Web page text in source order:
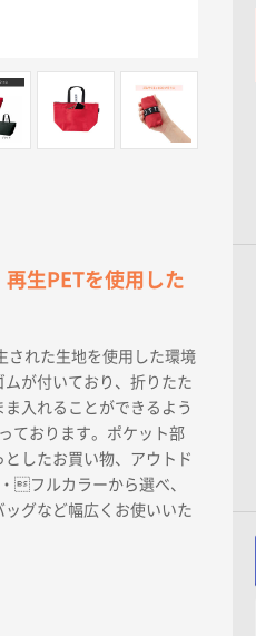
再生PETを使用した
された生地を使用した環境
が付いており、折りたた
入れることができるよう
ております。ポケット部
したお買い物、アウトド
フルカラーから選べ、
グなど幅広くお使いいた